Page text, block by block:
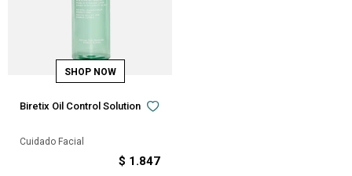
Biretix Oil Control Solution
Cuidado Facial
$ 1.847